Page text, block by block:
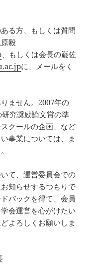
る方、もしくは質問
毅
、もしくは会長の巌佐
に、メールをく
ません。2007年の
究奨励論文賞の準
クールの企画、など
事業については、ま
て、運営委員会での
知らせするつもりで
バックを得て、会員
会運営を心がけたい
よろしくお願いしま